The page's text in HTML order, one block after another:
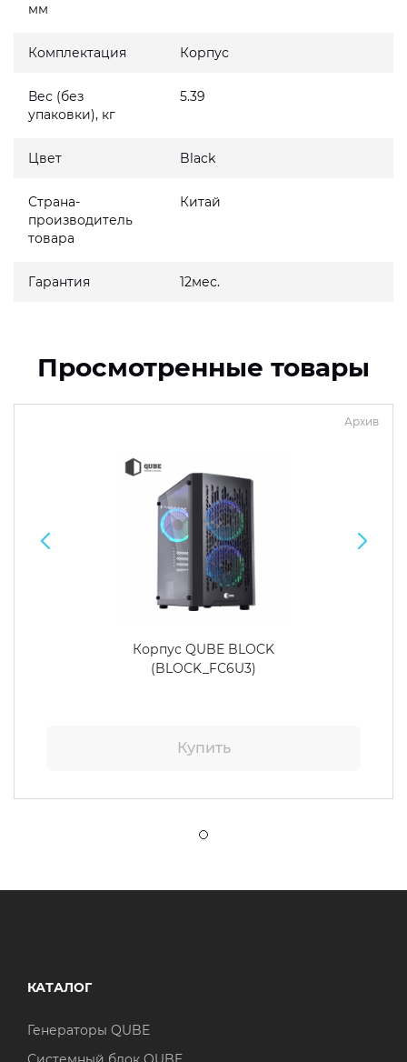
мм
Комплектация Корпус
Вес (без
упаковки), кг
5.39
Цвет Black
Страна-
производитель
товара
Китай
Гарантия 12мес.
Просмотренные товары
Архив
Корпус QUBE BLOCK
(BLOCK_FС6U3)
Купить
КАТАЛОГ
Генераторы QUBE